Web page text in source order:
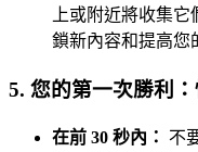
上或附近將收集
鎖新內容和提高您
5. 您的第一次勝利
在前 30 秒內：
不